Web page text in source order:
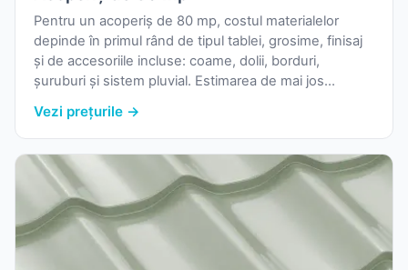
Pentru un acoperiș de 80 mp, costul materialelor
depinde în primul rând de tipul tablei, grosime, finisaj
și de accesoriile incluse: coame, dolii, borduri,
șuruburi și sistem pluvial. Estimarea de mai jos
nostru și o marjă uzuală pentru pierderi la debitare.
Vezi prețurile →